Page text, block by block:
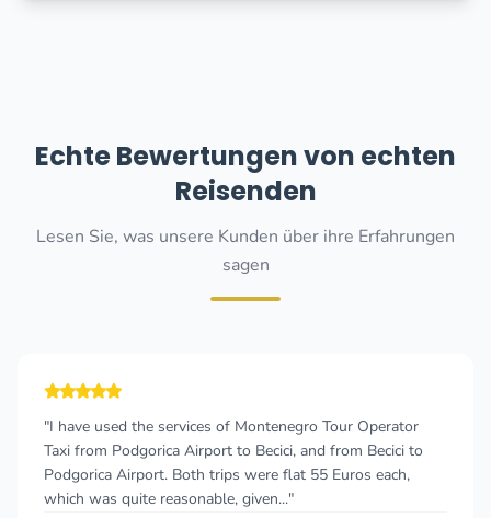
Echte Bewertungen von echten
Reisenden
Lesen Sie, was unsere Kunden über ihre Erfahrungen
sagen
have used the services of Montenegro Tour Operator
from Podgorica Airport to Becici, and from Becici to
Airport. Both trips were flat 55 Euros each,
was quite reasonable, given..."